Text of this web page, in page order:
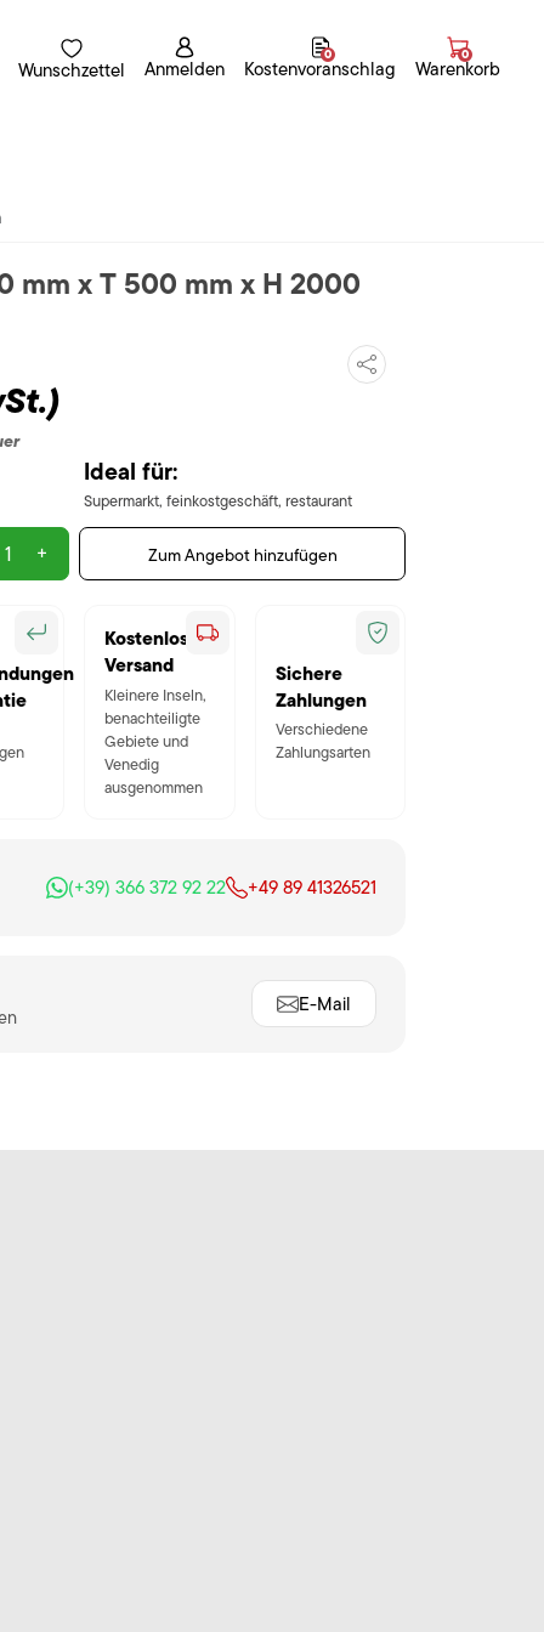
Wunschzettel Anmelden Kostenvoranschlag
0
Warenkorb
0
mm x T 500 mm x H 2000
Ideal für:
Supermarkt, feinkostgeschäft, restaurant
+ Zum Angebot hinzufügen
Kostenloser
Versand
Kleinere Inseln,
benachteiligte
Gebiete und
Venedig
ausgenommen
Sichere
Zahlungen
Verschiedene
Zahlungsarten
(+39) 366 372 92 22 +49 89 41326521
E-Mail